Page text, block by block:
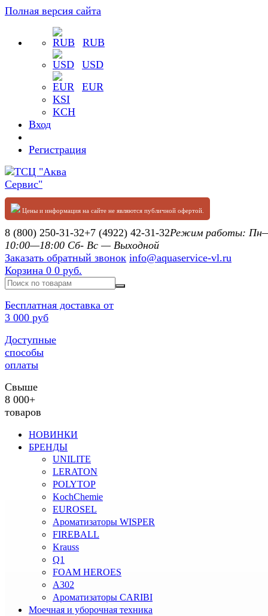
Полная версия сайта
RUB
USD
EUR
KSI
KCH
Вход
Регистрация
Цены и информация на сайте не являются публичной офертой.
8 (800) 250-31-32+7 (4922) 42-31-32Режим работы:
10:00—18:00 Сб- Вс — Выходной
Заказать обратный звонок info@aquaservice-vl.ru
Корзина 0 0 руб.
Бесплатная доставка от
3 000 руб
Доступные
способы
оплаты
Свыше
8 000+
товаров
НОВИНКИ
БРЕНДЫ
UNILITE
LERATON
POLYTOP
KochChemie
EUROSEL
Ароматизаторы WISPER
FIREBALL
Krauss
Q1
FOAM HEROES
A302
Ароматизаторы CARIBI
Моечная и уборочная техника